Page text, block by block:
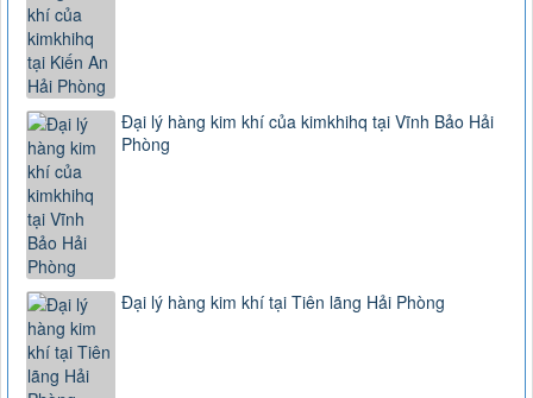
Đại lý hàng kim khí của kimkhihq tại Vĩnh Bảo Hải
Phòng
Đại lý hàng kim khí tại Tiên lãng Hải Phòng